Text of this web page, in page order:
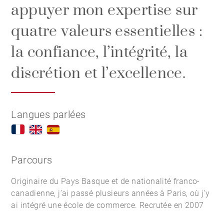
appuyer mon expertise sur
quatre valeurs essentielles :
la confiance, l’intégrité, la
discrétion et l’excellence.
Langues parlées
Parcours
Originaire du Pays Basque et de nationalité franco-
canadienne, j’ai passé plusieurs années à Paris, où j’y
ai intégré une école de commerce. Recrutée en 2007